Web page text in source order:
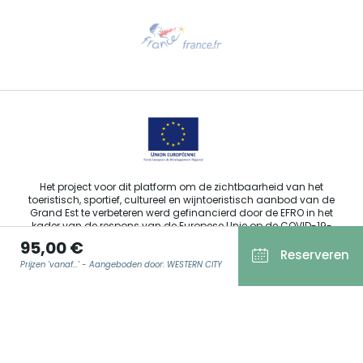
95,00 €
Prijzen 'vanaf...' - Aangeboden door: WESTERN CITY Reserveren
Stuur ons een e-mail
Het project voor dit platform om de zichtbaarheid van het
toeristisch, sportief, cultureel en wijntoeristisch aanbod van de
Grand Est te verbeteren werd gefinancierd door de EFRO in het
kader van de respons van de Europese Unie op de COVID-19-